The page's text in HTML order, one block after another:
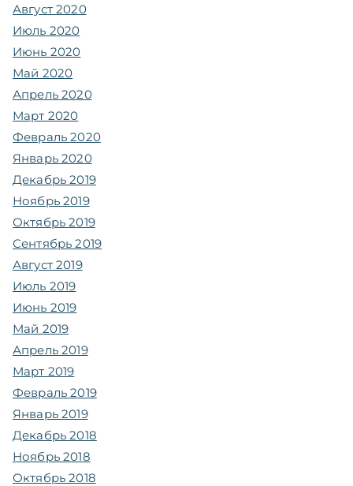
Август 2020
Июль 2020
Июнь 2020
Май 2020
Апрель 2020
Март 2020
Февраль 2020
Январь 2020
Декабрь 2019
Ноябрь 2019
Октябрь 2019
Сентябрь 2019
Август 2019
Июль 2019
Июнь 2019
Май 2019
Апрель 2019
Март 2019
Февраль 2019
Январь 2019
Декабрь 2018
Ноябрь 2018
Октябрь 2018